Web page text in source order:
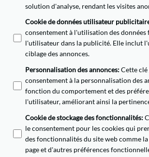
solution d'analyse, rendant les visites
Cookie de données utilisateur
consentement à l'utilisation des données
l'utilisateur dans la publicité. Elle inclut
ciblage des annonces.
Personnalisation des annonces:Cette clé
consentement à la personnalisation des
fonction du comportement et des
l'utilisateur, améliorant ainsi la
Cookie de stockage des fonctionnalités:
le consentement pour les cookies qui
des fonctionnalités du site web comme la
page et d'autres préférences